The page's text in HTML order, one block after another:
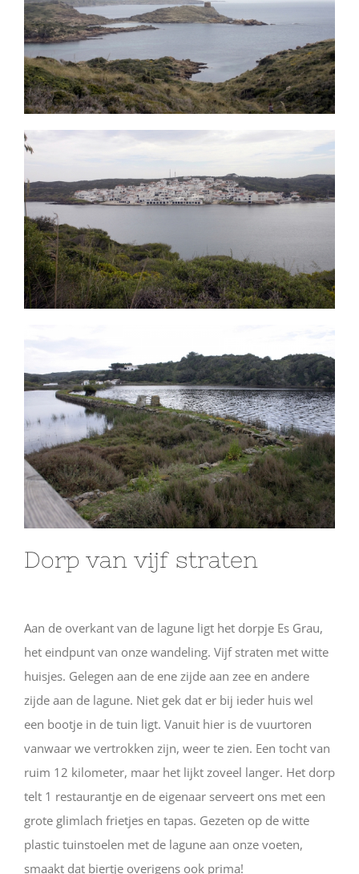
Dorp van vijf straten
Aan de overkant van de lagune ligt het dorpje Es Grau,
het eindpunt van onze wandeling. Vijf straten met witte
huisjes. Gelegen aan de ene zijde aan zee en andere
zijde aan de lagune. Niet gek dat er bij ieder huis wel
een bootje in de tuin ligt. Vanuit hier is de vuurtoren
vanwaar we vertrokken zijn, weer te zien. Een tocht van
ruim 12 kilometer, maar het lijkt zoveel langer. Het dorp
telt 1 restaurantje en de eigenaar serveert ons met een
grote glimlach frietjes en tapas. Gezeten op de witte
plastic tuinstoelen met de lagune aan onze voeten,
smaakt dat biertje overigens ook prima!